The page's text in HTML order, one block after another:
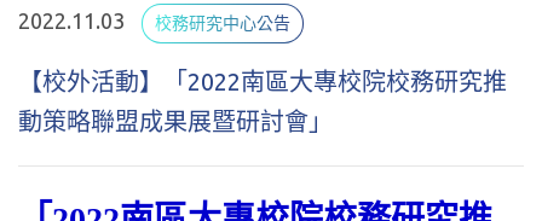
2022.11.03 校務研究中心公告
【校外活動】「2022南區大專校院校務研究推
動策略聯盟成果展暨研討會」